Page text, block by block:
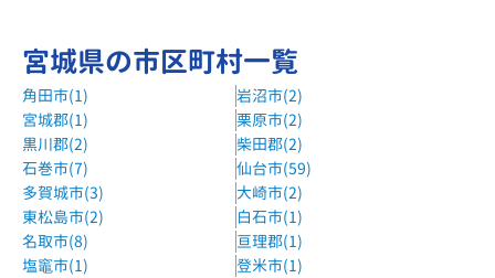
宮城県の市区町村一覧
角田市(1)
岩沼市(2)
宮城郡(1)
栗原市(2)
黒川郡(2)
柴田郡(2)
石巻市(7)
仙台市(59)
多賀城市(3)
大崎市(2)
東松島市(2)
白石市(1)
名取市(8)
亘理郡(1)
塩竈市(1)
登米市(1)